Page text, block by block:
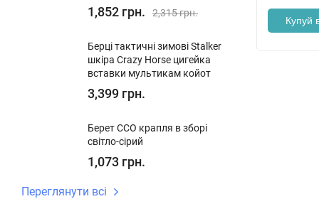
1,852 грн. 2,315 грн.
Берці тактичні зимові Stalker
шкіра Crazy Horse цигейка
вставки мультикам койот
3,399 грн.
Берет ССО крапля в зборі
світло-сірий
1,073 грн.
Переглянути всі
Купуй